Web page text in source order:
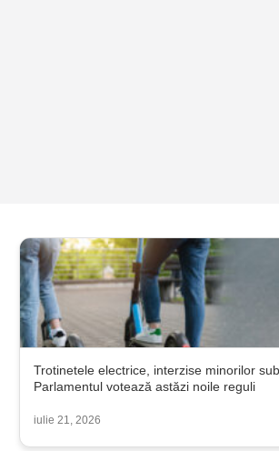
Trotinetele electrice, interzise minorilor
Parlamentul votează astăzi noile reguli
iulie 21, 2026